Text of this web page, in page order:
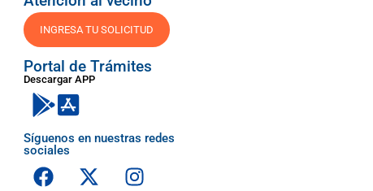
INGRESA TU SOLICITUD
Portal de Trámites
Descargar APP
Síguenos en nuestras redes
sociales